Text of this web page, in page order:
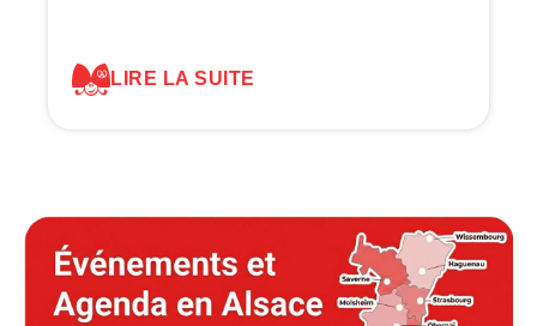
LIRE LA SUITE